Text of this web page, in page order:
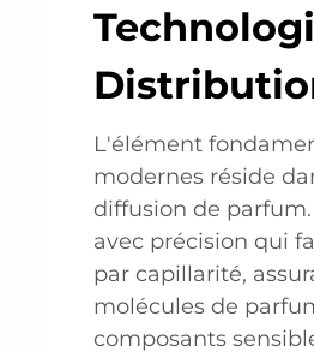
L'élément
modernes réside
diffusion de
avec précision qui
par capillarité,
molécules de
composants